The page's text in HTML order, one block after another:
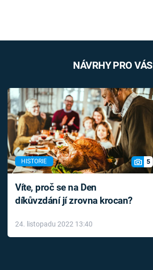
NÁVRHY PRO VÁS
HISTORIE 5
Víte, proč se na Den
díkůvzdání jí zrovna krocan?
24. listopadu 2022 13:40